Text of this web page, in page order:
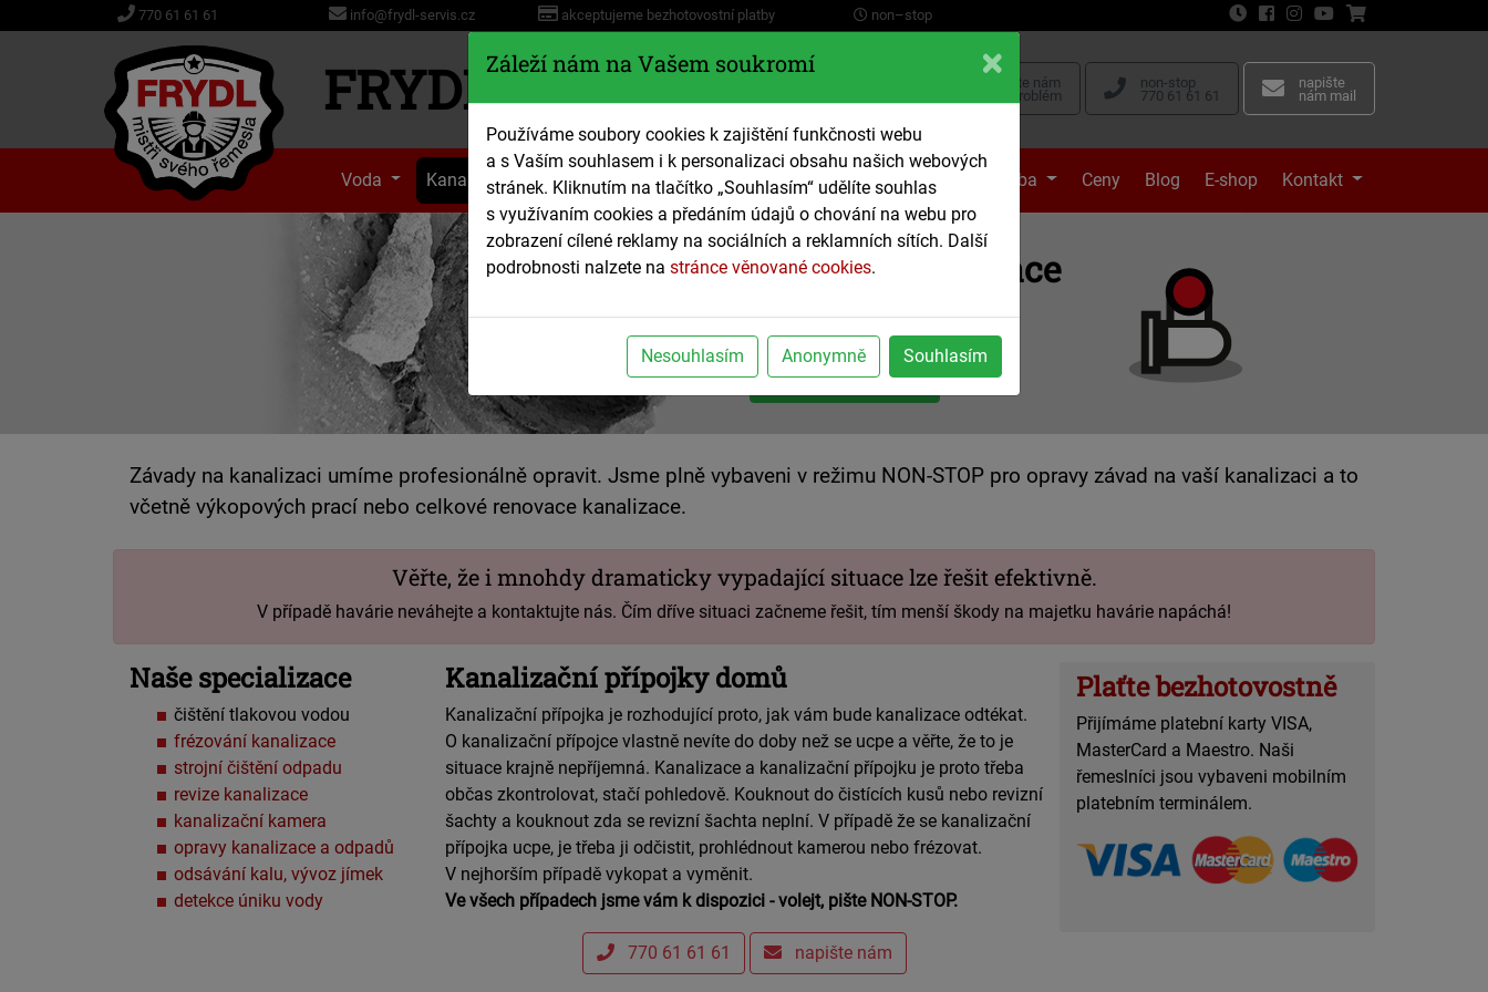
770 61 61 61 info@frydl-servis.cz akceptujeme bezhotovostní platby non–stop
FRYDL Servis
vyfoťte nám
váš problém
non-stop
770 61 61 61
napište
nám mail
Voda Kanalizace Plyn a Topení Tepelná čerpadla Elektro Stavba Ceny Blog E-shop Kontakt
Opravy kanalizace
opravy, výměny, čištění a údržba
od mistrů svého řemesla
nezávazně poptat
Závady na kanalizaci umíme profesionálně opravit. Jsme plně vybaveni v režimu NON-STOP pro opravy závad na vaší kanalizaci a to
včetně výkopových prací nebo celkové renovace kanalizace.
Věřte, že i mnohdy dramaticky vypadající situace lze řešit efektivně.
V případě havárie neváhejte a kontaktujte nás. Čím dříve situaci začneme řešit, tím menší škody na majetku havárie napáchá!
Naše specializace
čištění tlakovou vodou
frézování kanalizace
strojní čištění odpadu
revize kanalizace
kanalizační kamera
opravy kanalizace a odpadů
odsávání kalu, vývoz jímek
detekce úniku vody
Kanalizační přípojky domů
Kanalizační přípojka je rozhodující proto, jak vám bude kanalizace odtékat.
O kanalizační přípojce vlastně nevíte do doby než se ucpe a věřte, že to je
situace krajně nepříjemná. Kanalizace a kanalizační přípojku je proto třeba
občas zkontrolovat, stačí pohledově. Kouknout do čistících kusů nebo revizní
šachty a kouknout zda se revizní šachta neplní. V případě že se kanalizační
přípojka ucpe, je třeba ji odčistit, prohlédnout kamerou nebo frézovat.
V nejhorším případě vykopat a vyměnit.
Ve všech případech jsme vám k dispozici - volejt, pište NON-STOP.
Plaťte bezhotovostně
Přijímáme platební karty VISA,
MasterCard a Maestro. Naši
řemeslníci jsou vybaveni mobilním
platebním terminálem.
770 61 61 61 napište nám
Záleží nám na Vašem soukromí
Používáme soubory cookies k zajištění funkčnosti webu
a s Vaším souhlasem i k personalizaci obsahu našich webových
stránek. Kliknutím na tlačítko „Souhlasím“ udělíte souhlas
s využívaním cookies a předáním údajů o chování na webu pro
zobrazení cílené reklamy na sociálních a reklamních sítích. Další
podrobnosti nalzete na stránce věnované cookies.
Nesouhlasím Anonymně Souhlasím